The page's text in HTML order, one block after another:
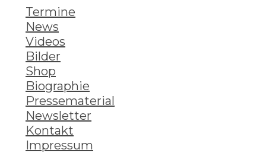
Termine
News
Videos
Bilder
Shop
Biographie
Pressematerial
Newsletter
Kontakt
Impressum